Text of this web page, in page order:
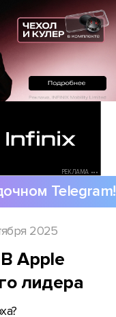
РЕКЛАМА •••
Telegram!
2025
Apple
лидера